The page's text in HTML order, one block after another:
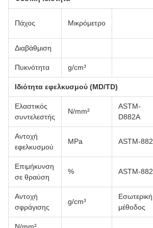
Πάχος Μικρόμετρο
Διαβάθμιση
Πυκνότητα g/cm³
Ιδιότητα εφελκυσμού (MD/TD)
Ελαστικός
συντελεστής
N/mm²
ASTM-
D882A
Αντοχή
εφελκυσμού
MPa ASTM-882
Επιμήκυνση
σε θραύση
% ASTM-882
Αντοχή
σφράγισης
g/cm³
Εσωτερική
μέθοδος